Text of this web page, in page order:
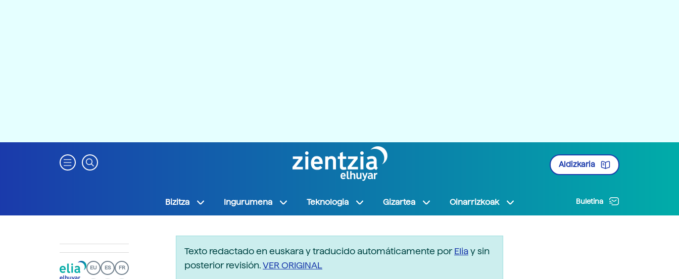
Aldizkaria
Bizitza Ingurumena Teknologia Gizartea Oinarrizkoak Buletina
EU ES FR
Texto redactado en euskara y traducido automáticamente porEliay sin
posterior revisión.VER ORIGINAL